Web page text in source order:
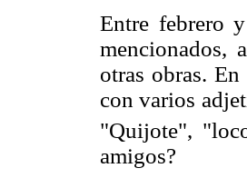
Entre febrero
mencionados,
otras obras.
con varios
"Quijote",
amigos?